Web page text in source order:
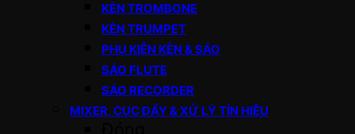
KÈN TROMBONE
KÈN TRUMPET
PHỤ KIỆN KÈN & SÁO
SÁO FLUTE
SÁO RECORDER
MIXER, CỤC ĐẨY & XỬ LÝ TÍN HIỆU